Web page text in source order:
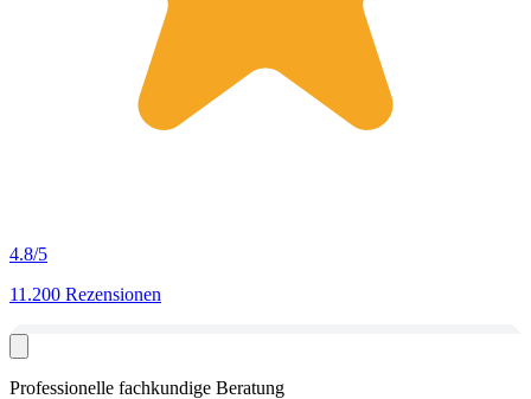
4.8/5
11.200 Rezensionen
Professionelle fachkundige Beratung